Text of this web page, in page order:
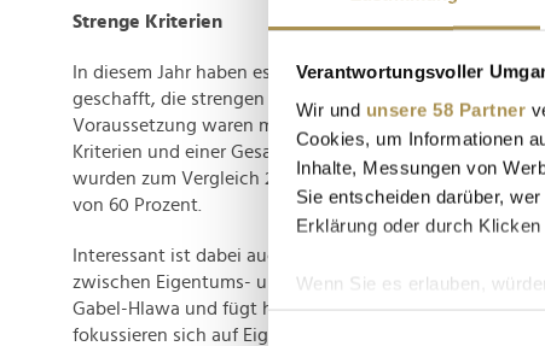
Verantwortungsvoller
Wir und unsere 58 Partner
Cookies, um Informationen
Inhalte, Messungen von
Sie entscheiden darüber,
Erklärung oder durch
Wenn Sie es erlauben,
Informationen über
Strenge Kriterien
In diesem Jahr haben es 32 Unternehmen, Makler:innen
geschafft, die strengen Kriterien des Qualitätssiegels zu
Voraussetzung waren mindestens zehn
Kriterien und einer Gesamtzufriedenheit von über zwei
wurden zum Vergleich 20 Unternehmen ausgezeichnet.
von 60 Prozent.
Interessant ist dabei auch die Marktbeobachtung: "Die
zwischen Eigentums- und Mietobjekten wird deutlich
Gabel-Hlawa und fügt hinzu: "Mehr als zwei Drittel der
fokussieren sich auf Eigentumsobjekte – eine